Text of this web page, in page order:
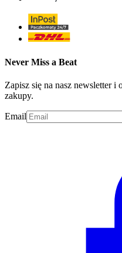
Never Miss a Beat
Zapisz się na nasz newsletter i
zakupy.
Email